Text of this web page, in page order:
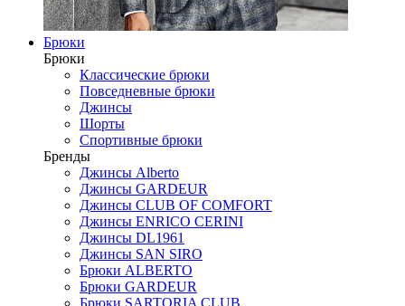
Брюки
Брюки
Классические брюки
Повседневные брюки
Джинсы
Шорты
Спортивные брюки
Бренды
Джинсы Alberto
Джинсы GARDEUR
Джинсы CLUB OF COMFORT
Джинсы ENRICO CERINI
Джинсы DL1961
Джинсы SAN SIRO
Брюки ALBERTO
Брюки GARDEUR